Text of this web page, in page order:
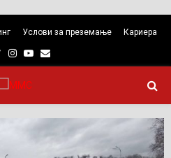
Услови за преземање Кариера
TwitterInstagram
Youtube
Email